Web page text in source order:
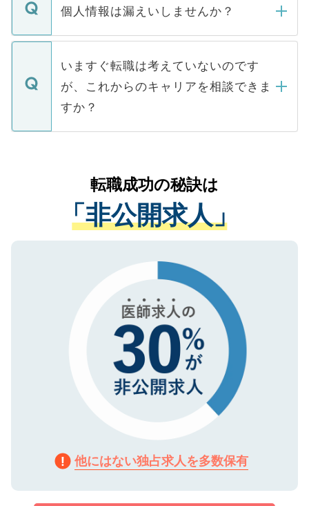
■応募殺到を避けるため 人気のある医療機
関を公にしてしまうと、応募が殺到する場
に、医療機関が求める条件に合った人材の
みを人材紹介会社に依頼するケースが増え
ています。
ん。また、仮に応募先から内定をいただい
定を承諾する必要はありません。内定先へ
の辞退の連絡はキャリアパートナーが行い
個人情報は漏えいしませんか？
個人情報が漏えいすることはありませんの
で、ご安心ください。当サイトからの登録
などで収集したご登録者様の個人情報は、
ご本人のキャリアアップおよび転職活動の
支援を目的に使用いたします。お預かりし
ているすべての個人データはご本人の許可
は、個人情報の取り扱いについての厳密な
管理基準を満たした事業者のみに付与され
る、プライバシーマークを取得済みです。
で、機密保持に関してもご安心ください。
いますぐ転職は考えていないのです
が、これからのキャリアを相談できま
すか？
かがいして、現在の医療機関の状況や紹介
経験をまじえながら、適切なアドバイスを
させていただきます。すぐにご転職をされ
ない方には、長期的なサポートが可能です
ので、まずはご登録ください。
転職成功の秘訣は
「非公開求人」
他にはない独占求人を多数保有